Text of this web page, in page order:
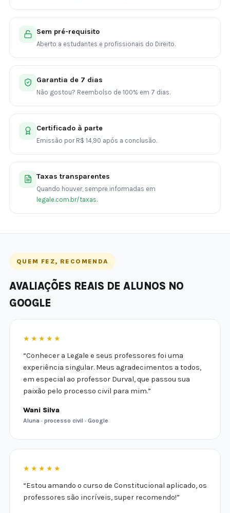
Sem pré-requisito
Aberto a estudantes e profissionais do Direito.
Garantia de 7 dias
Não gostou? Reembolso de 100% em 7 dias.
Certificado à parte
Emissão por R$ 14,90 após a conclusão.
Taxas transparentes
Quando houver, sempre informadas em
legale.com.br/taxas.
QUEM FEZ, RECOMENDA
AVALIAÇÕES REAIS DE ALUNOS NO
GOOGLE
★★★★★
“Conhecer a Legale e seus professores foi uma
experiência singular. Meus agradecimentos a todos,
em especial ao professor Durval, que passou sua
paixão pelo processo civil para mim.”
Wani Silva
Aluna · processo civil · Google
★★★★★
“Estou amando o curso de Constitucional aplicado, os
professores são incríveis, super recomendo!”